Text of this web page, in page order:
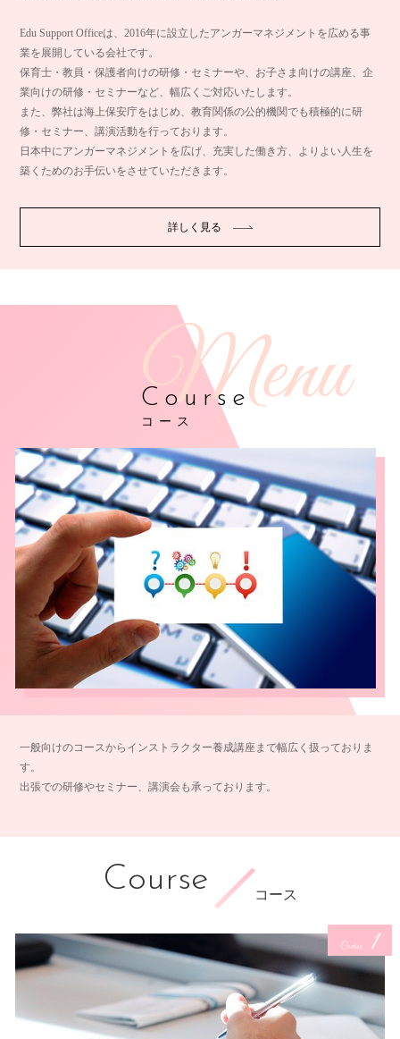
Edu Support Officeは、2016年に設立したアンガーマネジメントを広める事
業を展開している会社です。
保育士・教員・保護者向けの研修・セミナーや、お子さま向けの講座、企
業向けの研修・セミナーなど、幅広くご対応いたします。
また、弊社は海上保安庁をはじめ、教育関係の公的機関でも積極的に研
修・セミナー、講演活動を行っております。
日本中にアンガーマネジメントを広げ、充実した働き方、よりよい人生を
築くためのお手伝いをさせていただきます。
詳しく見る
Course
コース
一般向けのコースからインストラクター養成講座まで幅広く扱っておりま
す。
出張での研修やセミナー、講演会も承っております。
Course コース
Course 1